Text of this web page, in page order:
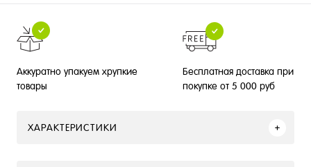
Аккуратно упакуем хрупкие
товары
Бесплатная доставка при
покупке от 5 000 руб
ХАРАКТЕРИСТИКИ